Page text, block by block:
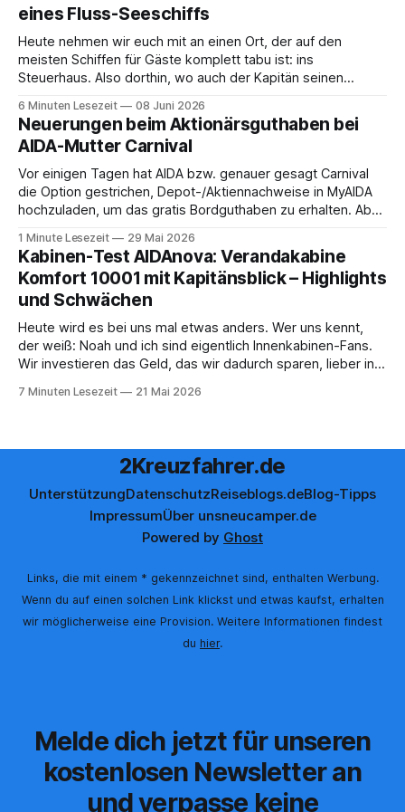
eines Fluss-Seeschiffs
Heute nehmen wir euch mit an einen Ort, der auf den
meisten Schiffen für Gäste komplett tabu ist: ins
Steuerhaus. Also dorthin, wo auch der Kapitän seinen
Saxonia ging es zur Mittagszeit von Mainz Richtung Koblenz
– und wir durften für ein
6 Minuten Lesezeit 08 Juni 2026
Neuerungen beim Aktionärsguthaben bei
AIDA-Mutter Carnival
Vor einigen Tagen hat AIDA bzw. genauer gesagt Carnival
die Option gestrichen, Depot-/Aktiennachweise in MyAIDA
hochzuladen, um das gratis Bordguthaben zu erhalten. Ab
werden, um das Bordguthaben zu erhalten. Bereits vor
einiger Zeit wurde zudem die Möglichkeit gestrichen, das
Bordguthaben per
1 Minute Lesezeit 29 Mai 2026
Kabinen-Test AIDAnova: Verandakabine
Komfort 10001 mit Kapitänsblick – Highlights
und Schwächen
Heute wird es bei uns mal etwas anders. Wer uns kennt,
der weiß: Noah und ich sind eigentlich Innenkabinen-Fans.
Wir investieren das Geld, das wir dadurch sparen, lieber in
Cocktail an der Bar. Auch auf einer unserer letzten Reisen
7 Minuten Lesezeit 21 Mai 2026
2Kreuzfahrer.de
UnterstützungDatenschutzReiseblogs.deBlog-Tipps
ImpressumÜber unsneucamper.de
Powered by Ghost
Links, die mit einem * gekennzeichnet sind, enthalten Werbung.
Wenn du auf einen solchen Link klickst und etwas kaufst, erhalten
wir möglicherweise eine Provision. Weitere Informationen findest
du hier.
Melde dich jetzt für unseren
kostenlosen Newsletter an
und verpasse keine